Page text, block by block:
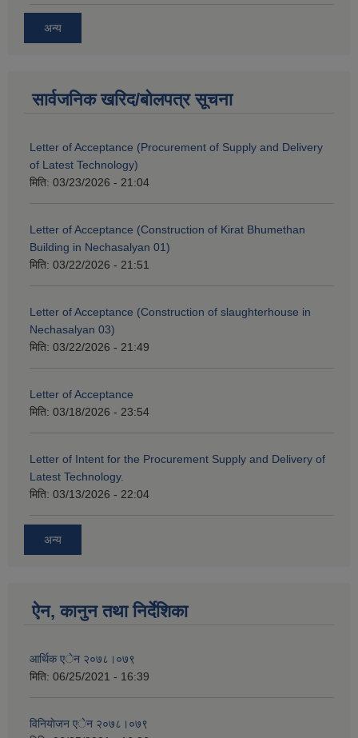
अन्य
सार्वजनिक खरिद/बोलपत्र सूचना
Letter of Acceptance (Procurement of Supply and Delivery
of Latest Technology)
मिति: 03/23/2026 - 21:04
Letter of Acceptance (Construction of Kirat Bhumethan
Building in Nechasalyan 01)
मिति: 03/22/2026 - 21:51
Letter of Acceptance (Construction of slaughterhouse in
Nechasalyan 03)
मिति: 03/22/2026 - 21:49
Letter of Acceptance
मिति: 03/18/2026 - 23:54
Letter of Intent for the Procurement Supply and Delivery of
Latest Technology.
मिति: 03/13/2026 - 22:04
अन्य
ऐन, कानुन तथा निर्देशिका
आर्थिक एेन २०७८।०७९
मिति: 06/25/2021 - 16:39
विनियाेजन एेन २०७८।०७९